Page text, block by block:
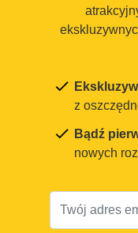
z
Bądź
nowych